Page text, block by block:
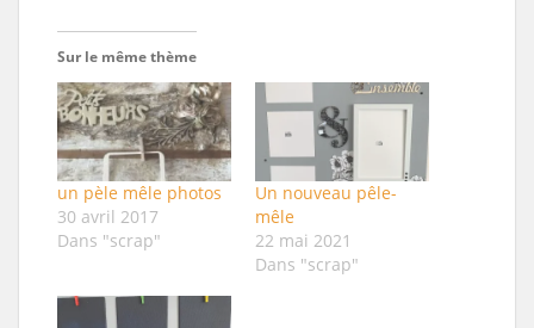
Sur le même thème
un pèle mêle photos
30 avril 2017
Dans "scrap"
Un nouveau pêle-
mêle
22 mai 2021
Dans "scrap"